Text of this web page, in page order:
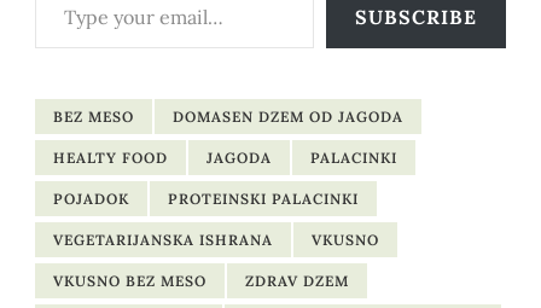
SUBSCRIBE
BEZ MESO DOMASEN DZEM OD JAGODA
HEALTY FOOD JAGODA PALACINKI
POJADOK PROTEINSKI PALACINKI
VEGETARIJANSKA ISHRANA VKUSNO
VKUSNO BEZ MESO ZDRAV DZEM